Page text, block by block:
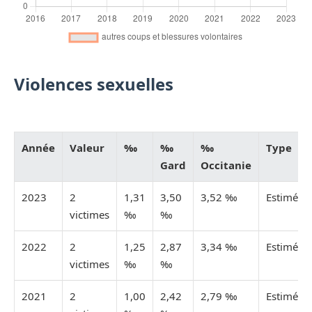
Violences sexuelles
Année Valeur ‰
‰
Gard
‰
Occitanie
Type
2023
2
victimes
1,31
‰
3,50
‰
3,52 ‰ Estimée
2022
2
victimes
1,25
‰
2,87
‰
3,34 ‰ Estimée
2021
2
1,00
2,42
2,79 ‰ Estimée